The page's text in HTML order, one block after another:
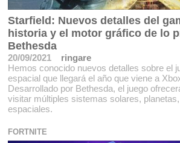
Starfield: Nuevos detalles del
historia y el motor gráfico de lo
Bethesda
20/09/2021
ringare
Hemos conocido nuevos detalles sobre el
espacial que llegará el año que viene a
Desarrollado por Bethesda, el juego
visitar múltiples sistemas solares,
espaciales.
FORTNITE